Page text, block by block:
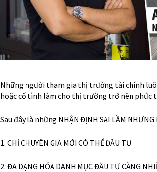
Những người tham gia thị trường tài chính
hoặc cố tình làm cho thị trường trở nên phức
Sau đây là những NHẬN ĐỊNH SAI LẦM NHƯNG
1. CHỈ CHUYÊN GIA MỚI CÓ THỂ ĐẦU TƯ
2. ĐA DẠNG HÓA DANH MỤC ĐẦU TƯ CÀNG